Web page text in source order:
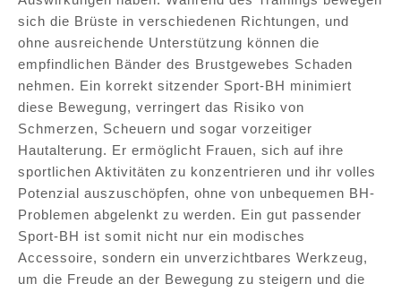
sich die Brüste in verschiedenen Richtungen, und
ohne ausreichende Unterstützung können die
empfindlichen Bänder des Brustgewebes Schaden
nehmen. Ein korrekt sitzender Sport-BH minimiert
diese Bewegung, verringert das Risiko von
Schmerzen, Scheuern und sogar vorzeitiger
Hautalterung. Er ermöglicht Frauen, sich auf ihre
sportlichen Aktivitäten zu konzentrieren und ihr volles
Potenzial auszuschöpfen, ohne von unbequemen BH-
Problemen abgelenkt zu werden. Ein gut passender
Sport-BH ist somit nicht nur ein modisches
Accessoire, sondern ein unverzichtbares Werkzeug,
um die Freude an der Bewegung zu steigern und die